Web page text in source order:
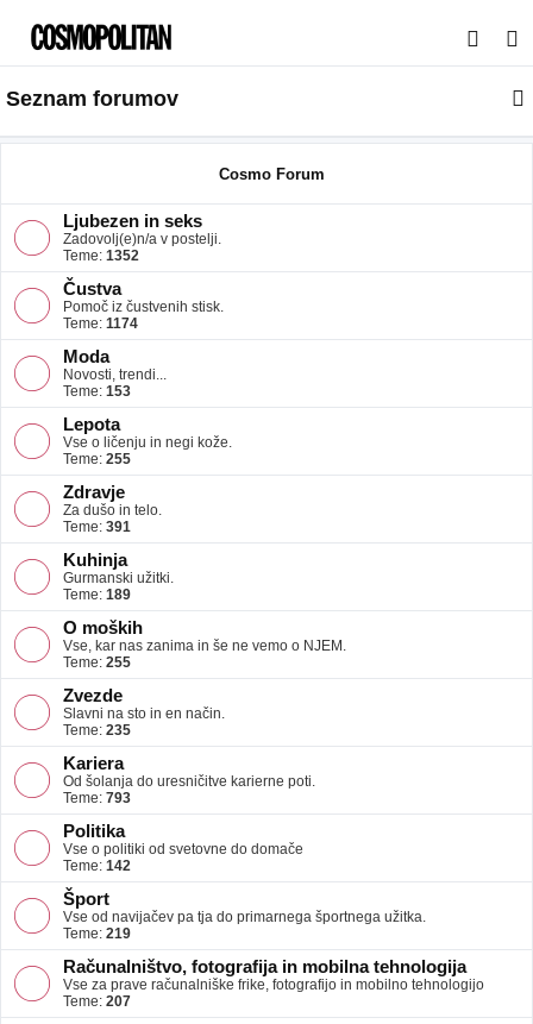
s
a
Seznam forumov
Cosmo Forum
Ljubezen in seks
Zadovolj(e)n/a v postelji.
Teme: 1352
Čustva
Pomoč iz čustvenih stisk.
Teme: 1174
Moda
Novosti, trendi...
Teme: 153
Lepota
Vse o ličenju in negi kože.
Teme: 255
Zdravje
Za dušo in telo.
Teme: 391
Kuhinja
Gurmanski užitki.
Teme: 189
O moških
Vse, kar nas zanima in še ne vemo o NJEM.
Teme: 255
Zvezde
Slavni na sto in en način.
Teme: 235
Kariera
Od šolanja do uresničitve karierne poti.
Teme: 793
Politika
Vse o politiki od svetovne do domače
Teme: 142
Šport
Vse od navijačev pa tja do primarnega športnega užitka.
Teme: 219
Računalništvo, fotografija in mobilna tehnologija
Vse za prave računalniške frike, fotografijo in mobilno tehnologijo
Teme: 207